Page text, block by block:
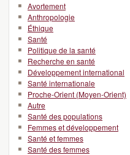
Avortement
Anthropologie
Éthique
Santé
Politique de la santé
Recherche en santé
Développement international
Santé internationale
Proche-Orient (Moyen-Orient)
Autre
Santé des populations
Femmes et développement
Santé et femmes
Santé des femmes